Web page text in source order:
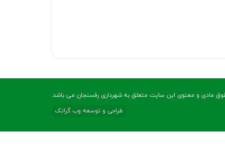
مادی و معنوی این سایت متعلق به شهرداری رفسنجان می باشد.
طراحی و توسعه وب گراتک